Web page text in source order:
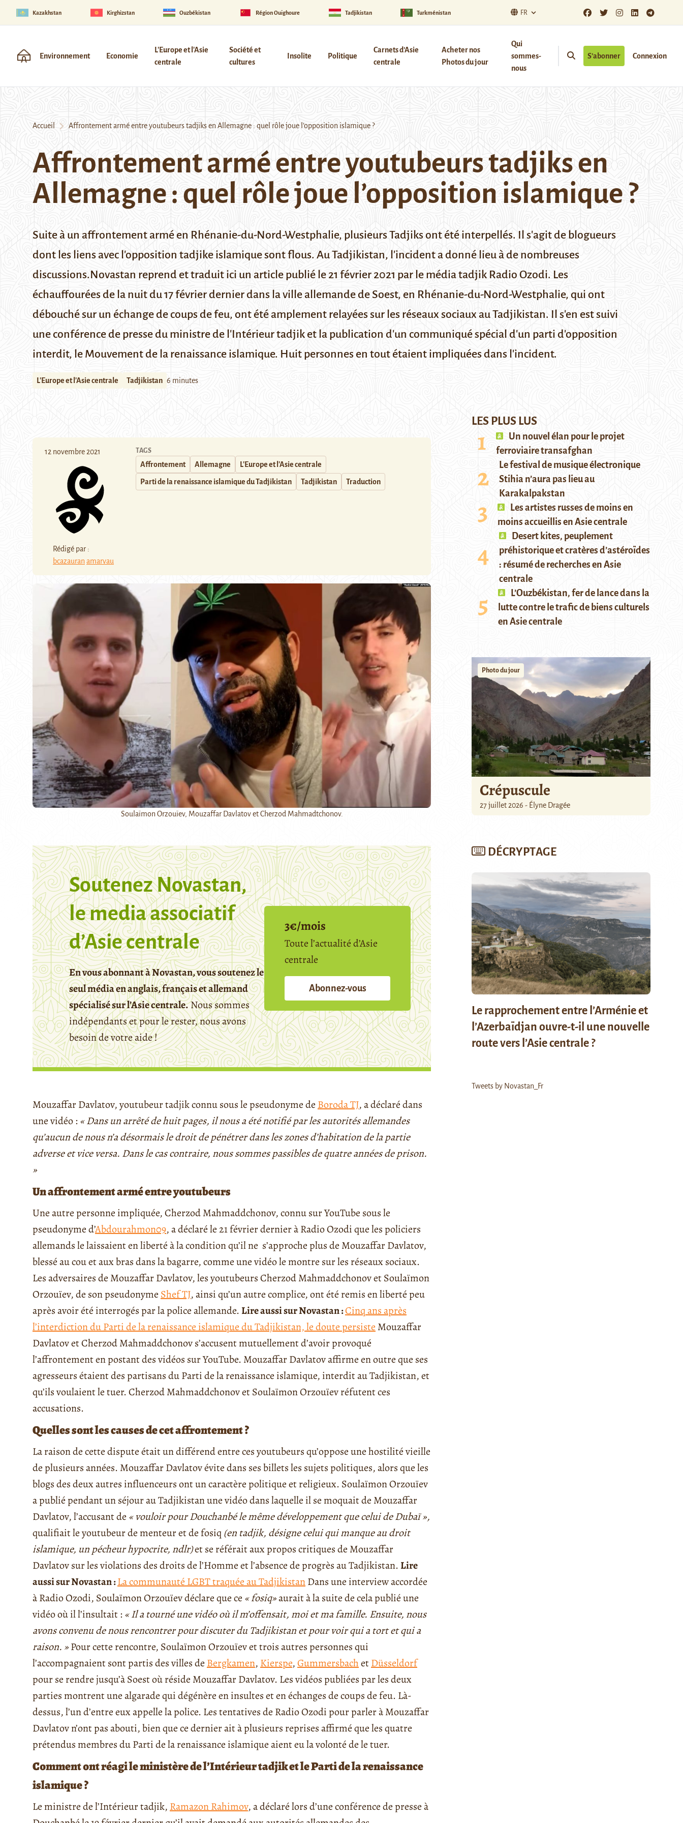
Kazakhstan Kirghizstan Ouzbékistan Région Ouïghoure Tadjikistan Turkménistan FR
Environnement Economie
L'Europe et l'Asie
centrale
Société et
cultures
Insolite Politique
Carnets d’Asie
centrale
Acheter nos
Photos du jour
Qui
sommes-
nous
S’abonner Connexion
Accueil Affrontement armé entre youtubeurs tadjiks en Allemagne : quel rôle joue l’opposition islamique ?
Affrontement armé entre youtubeurs tadjiks en
Allemagne : quel rôle joue l’opposition islamique ?
Suite à un affrontement armé en Rhénanie-du-Nord-Westphalie, plusieurs Tadjiks ont été interpellés. Il s'agit de blogueurs
dont les liens avec l'opposition tadjike islamique sont flous. Au Tadjikistan, l'incident a donné lieu à de nombreuses
discussions.Novastan reprend et traduit ici un article publié le 21 février 2021 par le média tadjik Radio Ozodi. Les
échauffourées de la nuit du 17 février dernier dans la ville allemande de Soest, en Rhénanie-du-Nord-Westphalie, qui ont
débouché sur un échange de coups de feu, ont été amplement relayées sur les réseaux sociaux au Tadjikistan. Il s'en est suivi
une conférence de presse du ministre de l'Intérieur tadjik et la publication d'un communiqué spécial d'un parti d'opposition
interdit, le Mouvement de la renaissance islamique. Huit personnes en tout étaient impliquées dans l'incident.
L'Europe et l'Asie centrale Tadjikistan 6 minutes
12 novembre 2021
Rédigé par :
bcazauran amarvau
TAGS
Affrontement Allemagne L'Europe et l'Asie centrale
Parti de la renaissance islamique du Tadjikistan Tadjikistan Traduction
Soulaïmon Orzouïev, Mouzaffar Davlatov et Cherzod Mahmadtchonov.
Soutenez Novastan,
le media associatif
d’Asie centrale
En vous abonnant à Novastan, vous soutenez le
seul média en anglais, français et allemand
spécialisé sur l’Asie centrale.Nous sommes
indépendants et pour le rester, nous avons
besoin de votre aide !
3€/mois
Toute l’actualité d’Asie
centrale
Abonnez-vous
Mouzaffar Davlatov, youtubeur tadjik connu sous le pseudonyme de Boroda TJ, a déclaré dans
une vidéo : « Dans un arrêté de huit pages, il nous a été notifié par les autorités allemandes
qu’aucun de nous n’a désormais le droit de pénétrer dans les zones d’habitation de la partie
adverse et vice versa. Dans le cas contraire, nous sommes passibles de quatre années de prison.
»
Un affrontement armé entre youtubeurs
Une autre personne impliquée, Cherzod Mahmaddchonov, connu sur YouTube sous le
pseudonyme d’Abdourahmon09, a déclaré le 21 février dernier à Radio Ozodi que les policiers
allemands le laissaient en liberté à la condition qu’il ne s’approche plus de Mouzaffar Davlatov,
blessé au cou et aux bras dans la bagarre, comme une vidéo le montre sur les réseaux sociaux.
Les adversaires de Mouzaffar Davlatov, les youtubeurs Cherzod Mahmaddchonov et Soulaïmon
Orzouïev, de son pseudonyme Shef TJ, ainsi qu’un autre complice, ont été remis en liberté peu
après avoir été interrogés par la police allemande. Lire aussi sur Novastan :Cinq ans après
l’interdiction du Parti de la renaissance islamique du Tadjikistan, le doute persiste Mouzaffar
Davlatov et Cherzod Mahmaddchonov s’accusent mutuellement d’avoir provoqué
l’affrontement en postant des vidéos sur YouTube. Mouzaffar Davlatov affirme en outre que ses
agresseurs étaient des partisans du Parti de la renaissance islamique, interdit au Tadjikistan, et
qu’ils voulaient le tuer. Cherzod Mahmaddchonov et Soulaïmon Orzouïev réfutent ces
accusations.
Quelles sont les causes de cet affrontement ?
La raison de cette dispute était un différend entre ces youtubeurs qu’oppose une hostilité vieille
de plusieurs années. Mouzaffar Davlatov évite dans ses billets les sujets politiques, alors que les
blogs des deux autres influenceurs ont un caractère politique et religieux. Soulaïmon Orzouïev
a publié pendant un séjour au Tadjikistan une vidéo dans laquelle il se moquait de Mouzaffar
Davlatov, l’accusant de « vouloir pour Douchanbé le même développement que celui de Dubaï »,
qualifiait le youtubeur de menteur et de fosiq (en tadjik, désigne celui qui manque au droit
islamique, un pécheur hypocrite, ndlr)et se référait aux propos critiques de Mouzaffar
Davlatov sur les violations des droits de l’Homme et l’absence de progrès au Tadjikistan. Lire
aussi sur Novastan :La communauté LGBT traquée au TadjikistanDans une interview accordée
à Radio Ozodi, Soulaïmon Orzouïev déclare que ce « fosiq»aurait à la suite de cela publié une
vidéo où il l’insultait : « Il a tourné une vidéo où il m’offensait, moi et ma famille. Ensuite, nous
avons convenu de nous rencontrer pour discuter du Tadjikistan et pour voir qui a tort et qui a
raison. »Pour cette rencontre, Soulaïmon Orzouïev et trois autres personnes qui
l’accompagnaient sont partis des villes de Bergkamen, Kierspe,GummersbachetDüsseldorf
pour se rendre jusqu’à Soest où réside Mouzaffar Davlatov. Les vidéos publiées par les deux
parties montrent une algarade qui dégénère en insultes et en échanges de coups de feu. Là-
dessus, l’un d’entre eux appelle la police. Les tentatives de Radio Ozodi pour parler à Mouzaffar
Davlatov n’ont pas abouti, bien que ce dernier ait à plusieurs reprises affirmé que les quatre
prétendus membres du Parti de la renaissance islamique aient eu la volonté de le tuer.
Comment ont réagi le ministère de l’Intérieur tadjik et le Parti de la renaissance
islamique ?
Le ministre de l’Intérieur tadjik, Ramazon Rahimov, a déclaré lors d’une conférence de presse à
LES PLUS LUS
Un nouvel élan pour le projet
ferroviaire transafghan
Le festival de musique électronique
Stihia n’aura pas lieu au
Karakalpakstan
Les artistes russes de moins en
moins accueillis en Asie centrale
Desert kites, peuplement
préhistorique et cratères d’astéroïdes
: résumé de recherches en Asie
centrale
L’Ouzbékistan, fer de lance dans la
lutte contre le trafic de biens culturels
en Asie centrale
Photo du jour
Crépuscule
27 juillet 2026 - Élyne Dragée
DÉCRYPTAGE
Le rapprochement entre l’Arménie et
l’Azerbaïdjan ouvre-t-il une nouvelle
route vers l’Asie centrale ?
Tweets by Novastan_Fr